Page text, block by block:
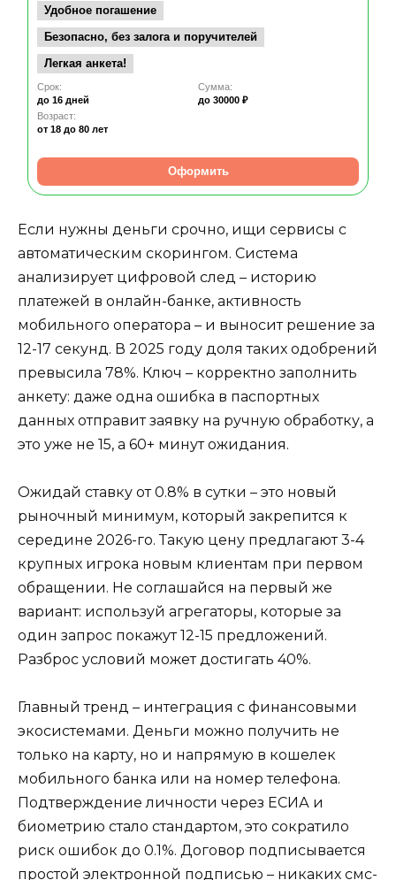
Удобное погашение
Безопасно, без залога и поручителей
Легкая анкета!
Срок:
до 16 дней
Сумма:
до 30000 ₽
Возраст:
от 18 до 80 лет
Оформить
Если нужны деньги срочно, ищи сервисы с
автоматическим скорингом. Система
анализирует цифровой след – историю
платежей в онлайн-банке, активность
мобильного оператора – и выносит решение за
12-17 секунд. В 2025 году доля таких одобрений
превысила 78%. Ключ – корректно заполнить
анкету: даже одна ошибка в паспортных
данных отправит заявку на ручную обработку, а
это уже не 15, а 60+ минут ожидания.
Ожидай ставку от 0.8% в сутки – это новый
рыночный минимум, который закрепится к
середине 2026-го. Такую цену предлагают 3-4
крупных игрока новым клиентам при первом
обращении. Не соглашайся на первый же
вариант: используй агрегаторы, которые за
один запрос покажут 12-15 предложений.
Разброс условий может достигать 40%.
Главный тренд – интеграция с финансовыми
экосистемами. Деньги можно получить не
только на карту, но и напрямую в кошелек
мобильного банка или на номер телефона.
Подтверждение личности через ЕСИА и
биометрию стало стандартом, это сократило
риск ошибок до 0.1%. Договор подписывается
простой электронной подписью – никаких смс-